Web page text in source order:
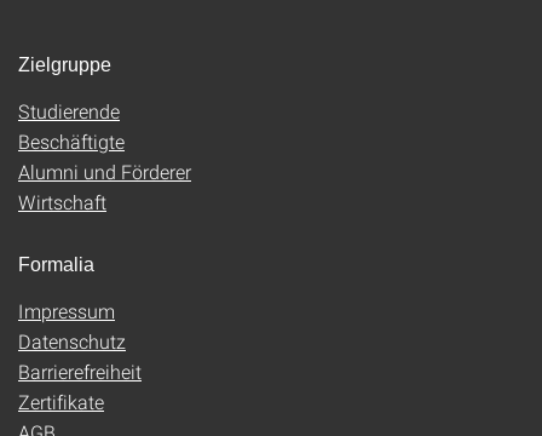
Zielgruppe
Studierende
Beschäftigte
Alumni und Förderer
Wirtschaft
Formalia
Impressum
Datenschutz
Barrierefreiheit
Zertifikate